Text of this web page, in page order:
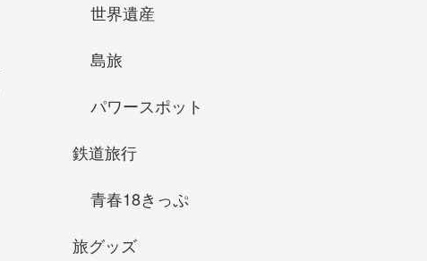
世界遺産
島旅
パワースポット
鉄道旅行
青春18きっぷ
旅グッズ